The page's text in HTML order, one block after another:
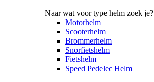
Naar wat voor type helm zoek je?
Motorhelm
Scooterhelm
Brommerhelm
Snorfietshelm
Fietshelm
Speed Pedelec Helm